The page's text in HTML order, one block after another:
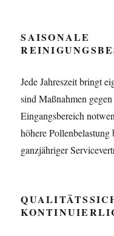
SAISONALE
Jede Jahreszeit bringt
sind Maßnahmen
Eingangsbereich
höhere
ganzjähriger